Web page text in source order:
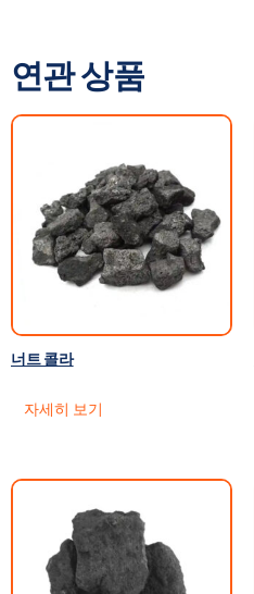
연관 상품
너트 콜라
자세히 보기